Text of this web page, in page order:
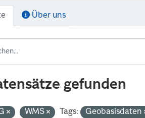
Über uns
gefunden
WMS Tags:
Geobasisdaten